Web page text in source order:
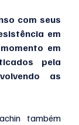
com seus
em
em
pela
as
também